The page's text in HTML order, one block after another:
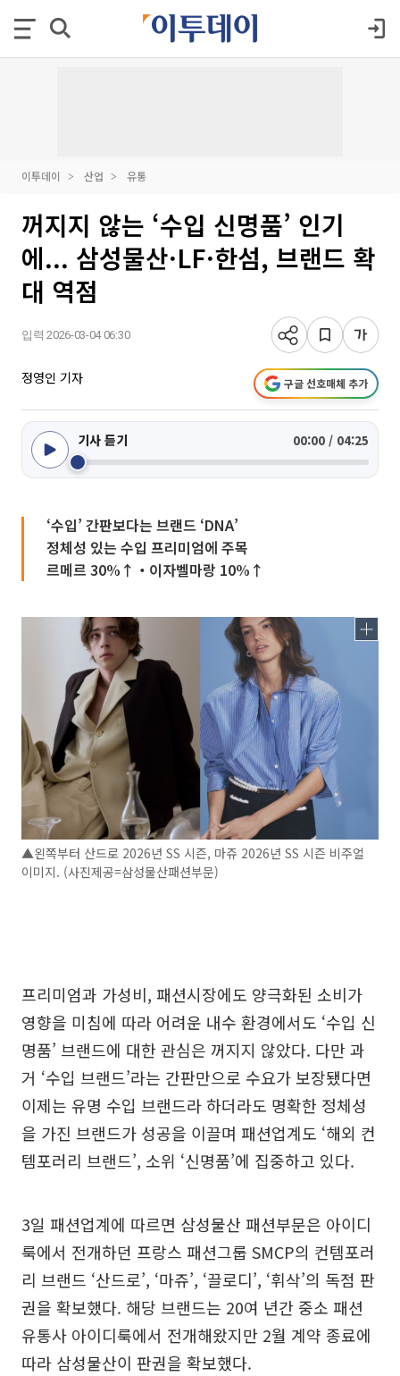
이투데이 산업 유통
꺼지지 않는 ‘수입 신명품’ 인기
에... 삼성물산·LF·한섬, 브랜드 확
대 역점
입력 2026-03-04 06:30
정영인 기자 구글 선호매체 추가
기사 듣기 00:00 / 04:25
‘수입’ 간판보다는 브랜드 ‘DNA’
정체성 있는 수입 프리미엄에 주목
르메르 30%↑‧이자벨마랑 10%↑
▲왼쪽부터 산드로 2026년 SS 시즌, 마쥬 2026년 SS 시즌 비주얼
이미지. (사진제공=삼성물산패션부문)
프리미엄과 가성비, 패션시장에도 양극화된 소비가
영향을 미침에 따라 어려운 내수 환경에서도 ‘수입 신
명품’ 브랜드에 대한 관심은 꺼지지 않았다. 다만 과
거 ‘수입 브랜드’라는 간판만으로 수요가 보장됐다면
이제는 유명 수입 브랜드라 하더라도 명확한 정체성
을 가진 브랜드가 성공을 이끌며 패션업계도 ‘해외 컨
템포러리 브랜드’, 소위 ‘신명품’에 집중하고 있다.
3일 패션업계에 따르면 삼성물산 패션부문은 아이디
룩에서 전개하던 프랑스 패션그룹 SMCP의 컨템포러
리 브랜드 ‘산드로’, ‘마쥬’, ‘끌로디’, ‘휘삭’의 독점 판
권을 확보했다. 해당 브랜드는 20여 년간 중소 패션
유통사 아이디룩에서 전개해왔지만 2월 계약 종료에
따라 삼성물산이 판권을 확보했다.